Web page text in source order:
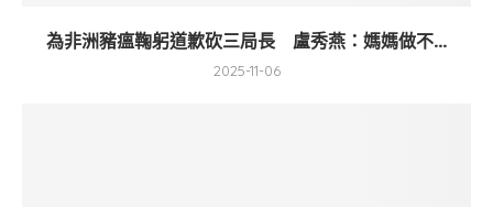
為非洲豬瘟鞠躬道歉砍三局長 盧秀燕：媽媽做不...
2025-11-06